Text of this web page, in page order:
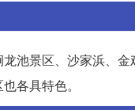
池景区、沙家浜、
各具特色。